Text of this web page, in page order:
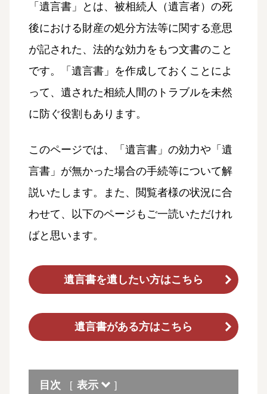
「遺言書」とは、被相続人（遺言者）の死
後における財産の処分方法等に関する意思
が記された、法的な効力をもつ文書のこと
です。「遺言書」を作成しておくことによ
って、遺された相続人間のトラブルを未然
に防ぐ役割もあります。
このページでは、「遺言書」の効力や「遺
言書」が無かった場合の手続等について解
説いたします。また、閲覧者様の状況に合
わせて、以下のページもご一読いただけれ
ばと思います。
遺言書を遺したい方はこちら
遺言書がある方はこちら
目次 [ 表示 ]